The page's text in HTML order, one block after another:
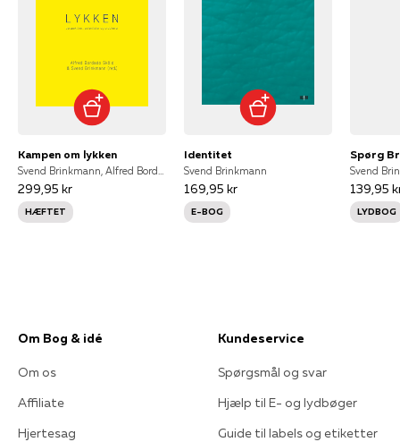
Kampen om lykken
299,95 kr
HÆFTET
Identitet
Svend Brinkmann
169,95 kr
E-BOG
Svend
139,95
LYDBOG
Om Bog & idé
Om os
Affiliate
Hjertesag
Kundeservice
Spørgsmål og svar
Hjælp til E- og lydbøger
Guide til labels og etiketter